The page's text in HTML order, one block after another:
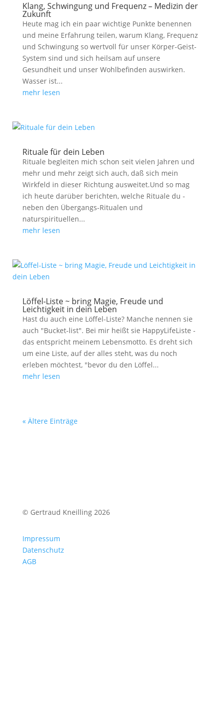
Klang, Schwingung und Frequenz – Medizin der
Zukunft
Heute mag ich ein paar wichtige Punkte benennen
und meine Erfahrung teilen, warum Klang, Frequenz
und Schwingung so wertvoll für unser Körper-Geist-
System sind und sich heilsam auf unsere
Gesundheit und unser Wohlbefinden auswirken.
Wasser ist...
mehr lesen
Rituale für dein Leben
Rituale begleiten mich schon seit vielen Jahren und
mehr und mehr zeigt sich auch, daß sich mein
Wirkfeld in dieser Richtung ausweitet.Und so mag
ich heute darüber berichten, welche Rituale du -
neben den Übergangs-Ritualen und
naturspirituellen...
mehr lesen
Löffel-Liste ~ bring Magie, Freude und
Leichtigkeit in dein Leben
Hast du auch eine Löffel-Liste? Manche nennen sie
auch "Bucket-list". Bei mir heißt sie HappyLifeListe -
das entspricht meinem Lebensmotto. Es dreht sich
um eine Liste, auf der alles steht, was du noch
erleben möchtest, "bevor du den Löffel...
mehr lesen
« Ältere Einträge
© Gertraud Kneilling 2026
Impressum
Datenschutz
AGB